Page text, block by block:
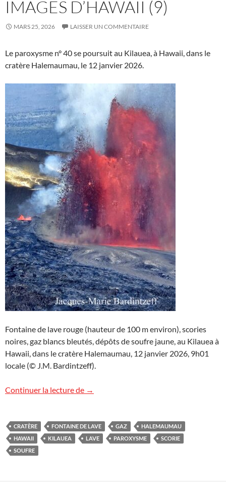
IMAGES D’HAWAII (9)
MARS 25, 2026 LAISSER UN COMMENTAIRE
Le paroxysme n° 40 se poursuit au Kilauea, à Hawaii, dans le
cratère Halemaumau, le 12 janvier 2026.
Fontaine de lave rouge (hauteur de 100 m environ), scories
noires, gaz blancs bleutés, dépôts de soufre jaune, au Kilauea à
Hawaii, dans le cratère Halemaumau, 12 janvier 2026, 9h01
locale (© J.M. Bardintzeff).
Continuer la lecture de Images d’Hawaii (9)
→
CRATÈRE FONTAINE DE LAVE GAZ
HALEMAUMAU
HAWAII
KILAUEA LAVE PAROXYSME
SCORIE
SOUFRE